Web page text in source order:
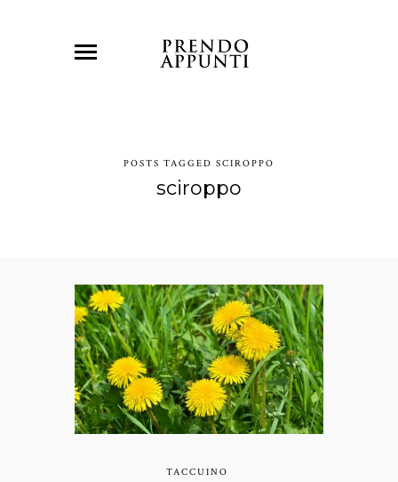
POSTS TAGGED SCIROPPO
sciroppo
TACCUINO